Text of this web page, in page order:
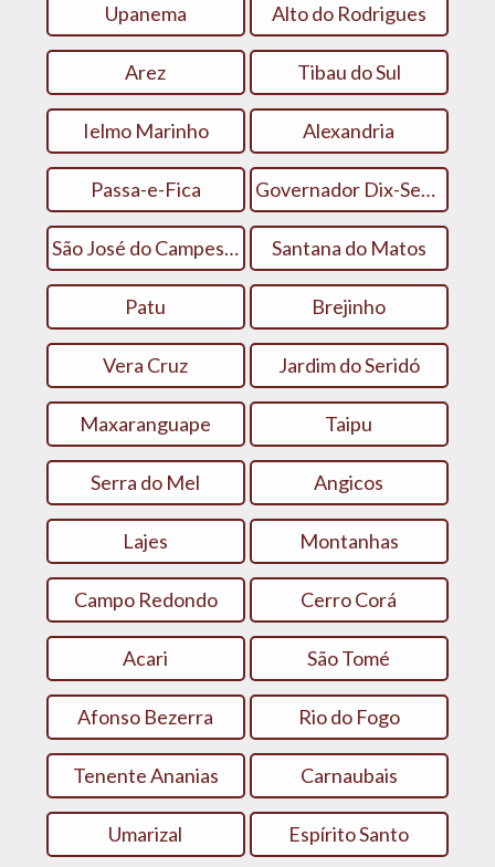
Upanema Alto do Rodrigues
Arez Tibau do Sul
Ielmo Marinho Alexandria
Passa-e-Fica Governador Dix-Sept Rosado
São José do Campestre Santana do Matos
Patu Brejinho
Vera Cruz Jardim do Seridó
Maxaranguape Taipu
Serra do Mel Angicos
Lajes Montanhas
Campo Redondo Cerro Corá
Acari São Tomé
Afonso Bezerra Rio do Fogo
Tenente Ananias Carnaubais
Umarizal Espírito Santo